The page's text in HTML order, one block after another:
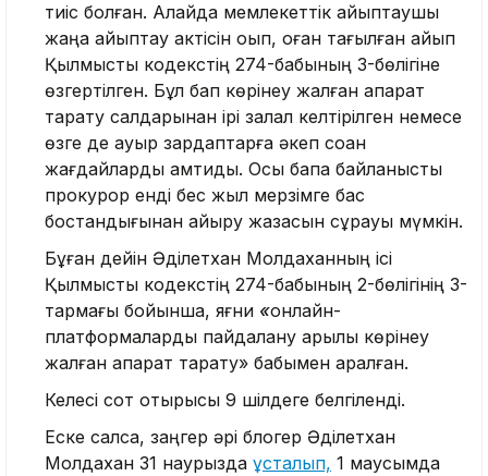
тиіс болған. Алайда мемлекеттік айыптаушы
жаңа айыптау актісін оқып, оған тағылған айып
Қылмыстық кодекстің 274-бабының 3-бөлігіне
өзгертілген. Бұл бап көрінеу жалған ақпарат
тарату салдарынан ірі залал келтірілген немесе
өзге де ауыр зардаптарға әкеп соққан
жағдайларды қамтиды. Осы бапқа байланысты
прокурор енді бес жыл мерзімге бас
бостандығынан айыру жазасын сұрауы мүмкін.
Бұған дейін Әділетхан Молдаханның ісі
Қылмыстық кодекстің 274-бабының 2-бөлігінің 3-
тармағы бойынша, яғни «онлайн-
платформаларды пайдалану арқылы көрінеу
жалған ақпарат тарату» бабымен қаралған.
Келесі сот отырысы 9 шілдеге белгіленді.
Еске салсақ, заңгер әрі блогер Әділетхан
Молдахан 31 наурызда ұсталып, 1 маусымда